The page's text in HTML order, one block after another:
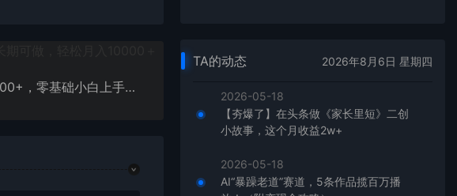
男粉无人直播3.0私域变现日产1000+，零基础小白上手简单，适合个人或工作室
TA的动态 2026年8月6日 星期四
2026-05-18
【夯爆了】在头条做《家长里短》二创
小故事，这个月收益2w+
2026-05-18
AI“暴躁老道”赛道，5条作品揽百万播